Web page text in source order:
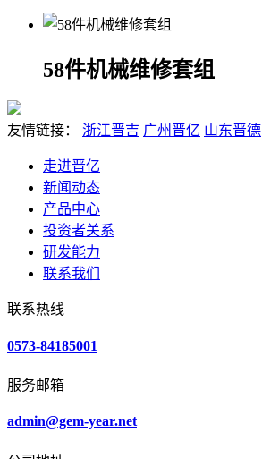
58件机械维修套组
友情链接： 浙江晋吉 广州晋亿 山东晋德
走进晋亿
新闻动态
产品中心
投资者关系
研发能力
联系我们
联系热线
0573-84185001
服务邮箱
admin@gem-year.net